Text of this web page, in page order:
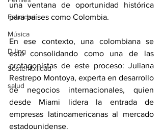
Felicidad
Música
DJing
Sostenibilidad
salud
una ventana de oportunidad histórica
para países como Colombia.
En ese contexto, una colombiana se
está consolidando como una de las
protagonistas de este proceso: Juliana
Restrepo Montoya, experta en desarrollo
de negocios internacionales, quien
desde Miami lidera la entrada de
empresas latinoamericanas al mercado
estadounidense.